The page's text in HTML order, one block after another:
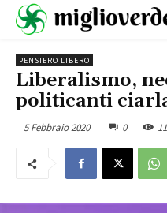
PENSIERO LIBERO
Liberalismo,
politicanti
5 Febbraio 2020 0